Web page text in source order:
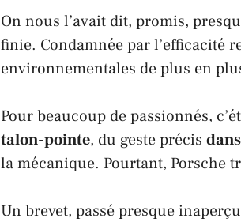
On nous l’avait dit, promis,
finie. Condamnée par l’efficacité
environnementales de plus en
Pour beaucoup de passionnés,
talon-pointe, du geste précis
la mécanique. Pourtant, Porsche
Un brevet, passé presque